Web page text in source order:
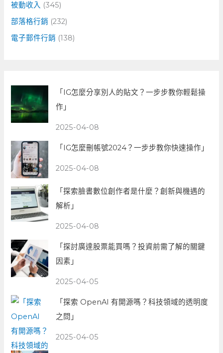
被動收入 (345)
部落格行銷 (232)
電子郵件行銷 (138)
「IG怎麼分享別人的貼文？一步步教你輕鬆操
作」
2025-04-08
「IG怎麼刪帳號2024？一步步教你快速操作」
2025-04-08
「探索臉書數位創作者是什麼？創新與機遇的
解析」
2025-04-08
「探討廣達股票能買嗎？投資前需了解的關鍵
因素」
2025-04-05
「探索 OpenAI 有開源嗎？科技領域的透明度
之問」
2025-04-05